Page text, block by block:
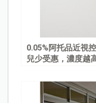
0.05%阿托品近視
兒少受惠，濃度越